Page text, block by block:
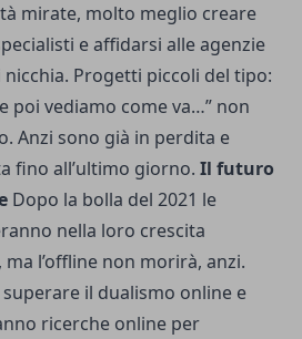
mirate, molto meglio creare
e affidarsi alle agenzie
Progetti piccoli del tipo:
poi vediamo come va…” non
Anzi sono già in perdita e
fino all’ultimo giorno. Il futuro
Dopo la bolla del 2021 le
nella loro crescita
l’offline non morirà, anzi.
il dualismo online e
ricerche online per